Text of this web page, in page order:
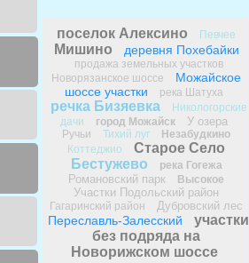
поселок Алексино Певчее
Мишино деревня Похебайки
продажа земельных участков
Новорязанское шоссе
Можайское
шоссе участки
река Шатуха
речка Бизяевка
Никологорские
дачи
город Можайск У озера
Ручьи Тихий луг
Незабудкино
Коттеджио
Старое Село
Бестужево
река Гогежа
Романовский парк Высокое
Участки Подольский район
Гагаринский район Дубровский лес
Переславль-Залесский
участки
без подряда на
Новорижском шоссе